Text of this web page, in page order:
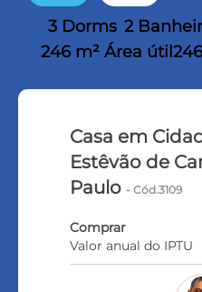
3 Dorms 2
246 m² Área útil
Casa em
Estêvão de
Paulo - Cód.3109
Comprar
Valor anual do IPTU